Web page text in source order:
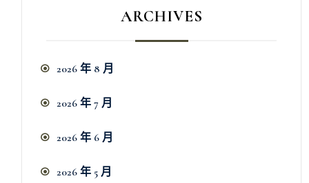
ARCHIVES
2026 年 8 月
2026 年 7 月
2026 年 6 月
2026 年 5 月